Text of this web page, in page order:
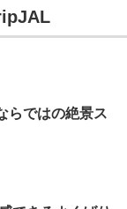
らではの絶景ス